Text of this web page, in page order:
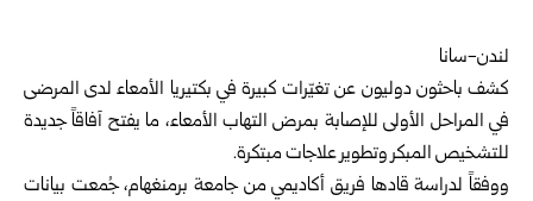
لندن-سانا
كشف باحثون دوليون عن تغيّرات كبيرة في بكتيريا الأمعاء لدى المرضى
في المراحل الأولى للإصابة بمرض التهاب الأمعاء، ما يفتح آفاقاً جديدة
للتشخيص المبكر وتطوير علاجات مبتكرة.
ووفقاً لدراسة قادها فريق أكاديمي من جامعة برمنغهام، جُمعت بيانات